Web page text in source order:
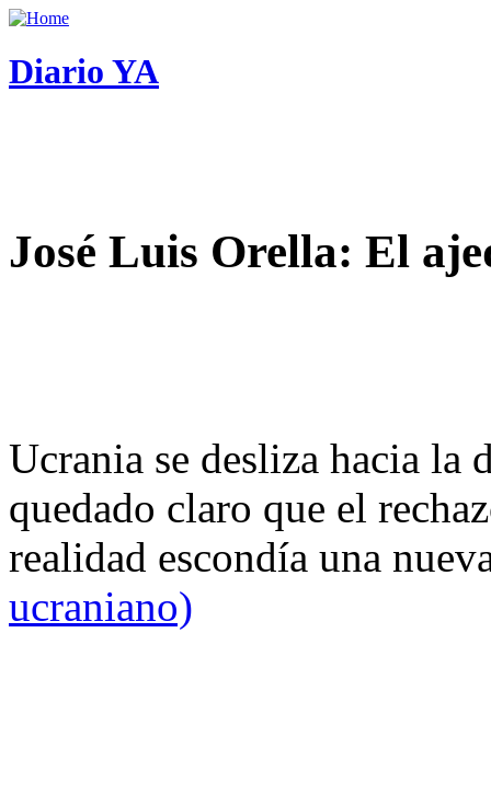
Diario YA
José Luis Orella: El
Ucrania se desliza hacia
quedado claro que el
realidad escondía una
ucraniano)